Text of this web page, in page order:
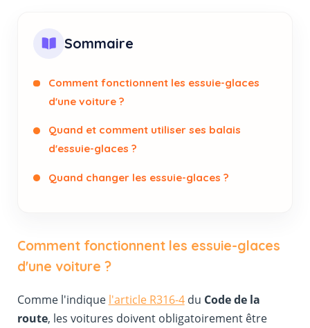
Sommaire
Comment fonctionnent les essuie-glaces
d'une voiture ?
Quand et comment utiliser ses balais
d'essuie-glaces ?
Quand changer les essuie-glaces ?
Comment fonctionnent les essuie-glaces
d'une voiture ?
Comme l'indique l'article R316-4du Code de la
route, les voitures doivent obligatoirement être